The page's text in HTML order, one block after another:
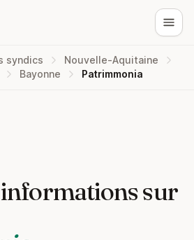
syndics
Nouvelle-Aquitaine
Bayonne Patrimmonia
informations sur